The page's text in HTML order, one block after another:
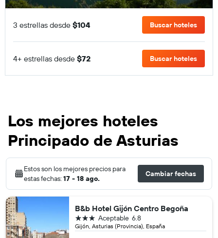
3 estrellas desde $104 Buscar hoteles
4+ estrellas desde $72 Buscar hoteles
Los mejores hoteles
Principado de Asturias
Estos son los mejores precios para
estas fechas: 17 - 18 ago.
Cambiar fechas
B&b Hotel Gijón Centro Begoña
Gijón, Asturias (Provincia), España
6.8
Aceptable
3 estrellas